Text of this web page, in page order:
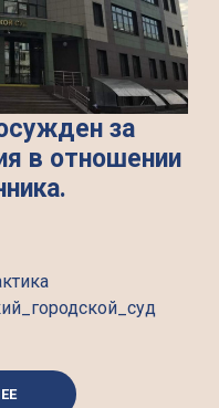
за
в отношении